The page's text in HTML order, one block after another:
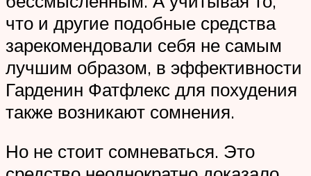
что и другие подобные средства
зарекомендовали себя не самым
лучшим образом, в эффективности
Гарденин Фатфлекс для похудения
также возникают сомнения.
Но не стоит сомневаться. Это